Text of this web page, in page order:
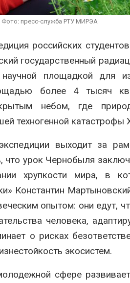
Фото: пресс-служба РТУ МИРЭА
российских
государственный
площадкой для
более 4 тысяч
небом, где
техногенной катастрофы
выходит за
урок Чернобыля
хрупкости мира, в
Константин
опытом: они едут,
человека,
о рисках
экосистем.
сфере
контейнерных площадок
7, 2026
ограничивает загрузку
судов из-за дефицита
пресной воды